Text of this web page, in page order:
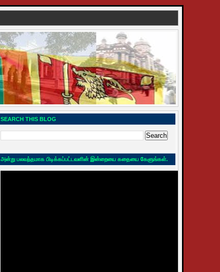
SEARCH THIS BLOG
அன்று பலவந்தமாக பிடிக்கப்பட்டவளின் இன்றையை கதையை கேளுங்கள்.